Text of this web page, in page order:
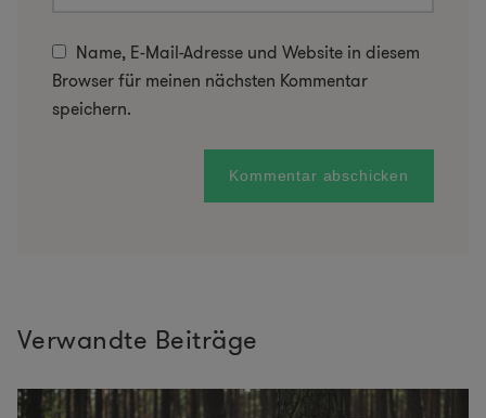
Name, E-Mail-Adresse und Website in diesem
Browser für meinen nächsten Kommentar
speichern.
Verwandte Beiträge